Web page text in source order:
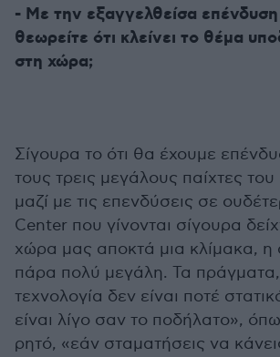
- Με την εξαγγελθείσα
θεωρείτε ότι κλείνει το θέμα
στη χώρα;
Σίγουρα το ότι θα έχουμε
τους τρεις μεγάλους παίχτες
μαζί με τις επενδύσεις σε
Center που γίνονται σίγουρα
χώρα μας αποκτά μια κλίμακα, η
πάρα πολύ μεγάλη. Τα
τεχνολογία δεν είναι ποτέ
είναι λίγο σαν το ποδήλατο»,
ρητό, «εάν σταματήσεις να